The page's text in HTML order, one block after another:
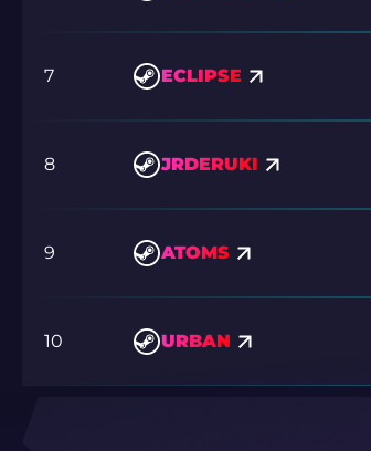
7 ECLIPSE
8 JRDERUKI
9 ATOMS
10 URBAN